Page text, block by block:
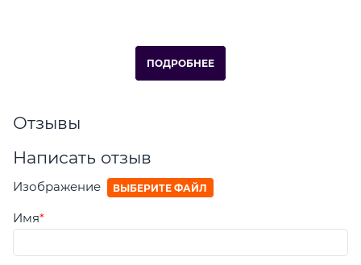
ПОДРОБНЕЕ
Отзывы
Написать отзыв
Изображение ВЫБЕРИТЕ ФАЙЛ
Имя